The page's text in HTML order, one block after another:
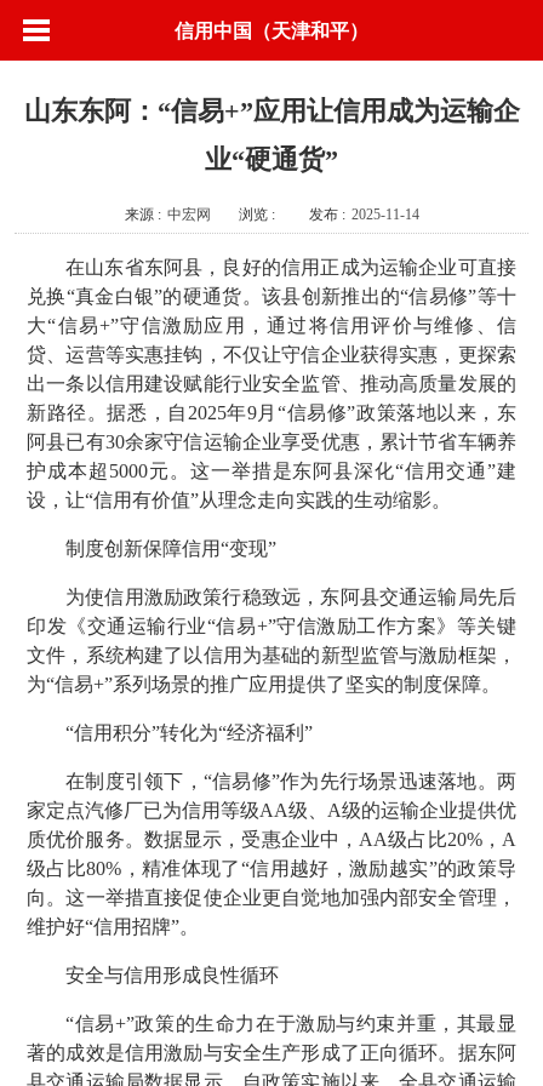
信用中国（天津和平）
山东东阿：“信易+”应用让信用成为运输企
业“硬通货”
来源 : 中宏网 浏览 : 发布 : 2025-11-14
在山东省东阿县，良好的信用正成为运输企业可直接
兑换“真金白银”的硬通货。该县创新推出的“信易修”等十
大“信易+”守信激励应用，通过将信用评价与维修、信
贷、运营等实惠挂钩，不仅让守信企业获得实惠，更探索
出一条以信用建设赋能行业安全监管、推动高质量发展的
新路径。据悉，自2025年9月“信易修”政策落地以来，东
阿县已有30余家守信运输企业享受优惠，累计节省车辆养
护成本超5000元。这一举措是东阿县深化“信用交通”建
设，让“信用有价值”从理念走向实践的生动缩影。
制度创新保障信用“变现”
为使信用激励政策行稳致远，东阿县交通运输局先后
印发《交通运输行业“信易+”守信激励工作方案》等关键
文件，系统构建了以信用为基础的新型监管与激励框架，
为“信易+”系列场景的推广应用提供了坚实的制度保障。
“信用积分”转化为“经济福利”
在制度引领下，“信易修”作为先行场景迅速落地。两
家定点汽修厂已为信用等级AA级、A级的运输企业提供优
质优价服务。数据显示，受惠企业中，AA级占比20%，A
级占比80%，精准体现了“信用越好，激励越实”的政策导
向。这一举措直接促使企业更自觉地加强内部安全管理，
维护好“信用招牌”。
安全与信用形成良性循环
“信易+”政策的生命力在于激励与约束并重，其最显
著的成效是信用激励与安全生产形成了正向循环。据东阿
县交通运输局数据显示，自政策实施以来，全县交通运输